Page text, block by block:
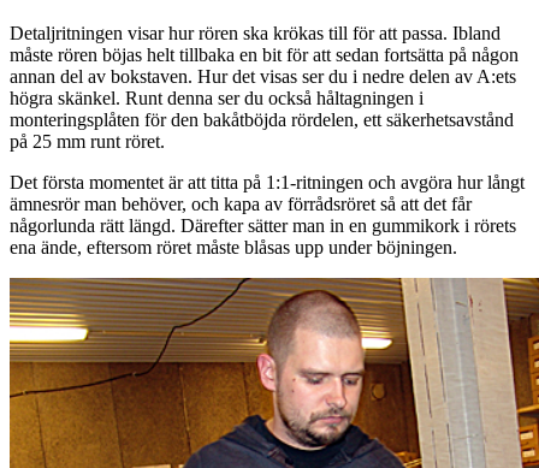
Detaljritningen visar hur rören ska krökas till för att passa. Ibland
måste rören böjas helt tillbaka en bit för att sedan fortsätta på någon
annan del av bokstaven. Hur det visas ser du i nedre delen av A:ets
högra skänkel. Runt denna ser du också håltagningen i
monteringsplåten för den bakåtböjda rördelen, ett säkerhetsavstånd
på 25 mm runt röret.
Det första momentet är att titta på 1:1-ritningen och avgöra hur långt
ämnesrör man behöver, och kapa av förrådsröret så att det får
någorlunda rätt längd. Därefter sätter man in en gummikork i rörets
ena ände, eftersom röret måste blåsas upp under böjningen.